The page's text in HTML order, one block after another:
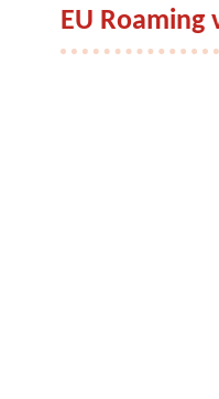
EU Roaming